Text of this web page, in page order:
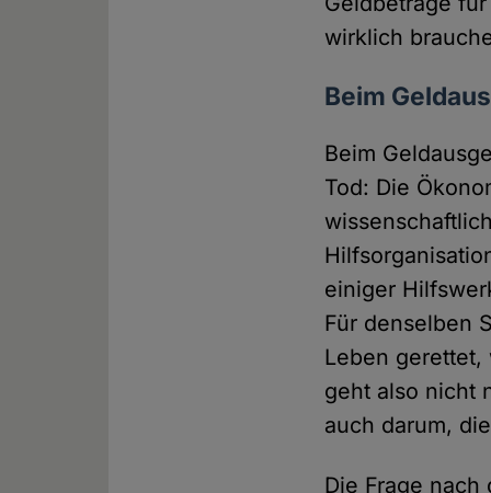
wirklich
Beim
Beim
Tod: Die
einiger
Für denselben
Leben gerettet,
geht also nicht
auch darum,
Die Frage